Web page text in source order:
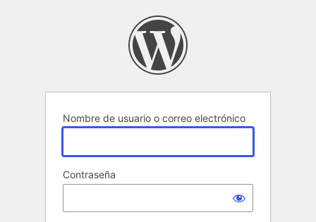
Nombre de usuario o correo electrónico
Contraseña